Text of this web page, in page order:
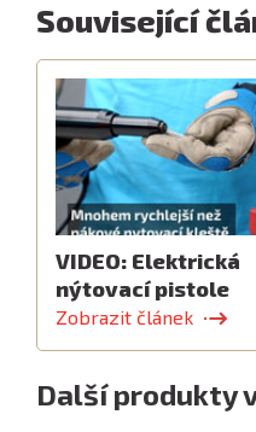
Související
VIDEO: Elektrická
nýtovací pistole
Zobrazit článek
Další produkty